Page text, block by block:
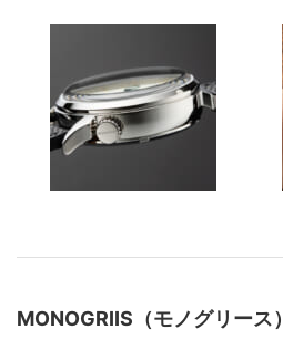
MONOGRIIS（モノグリース）